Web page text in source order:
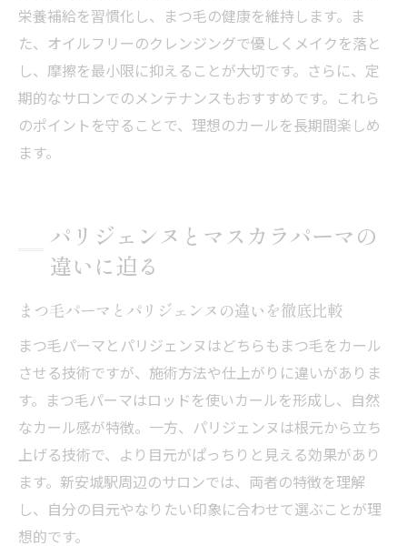
栄養補給を習慣化し、まつ毛の健康を維持します。ま
た、オイルフリーのクレンジングで優しくメイクを落と
し、摩擦を最小限に抑えることが大切です。さらに、定
期的なサロンでのメンテナンスもおすすめです。これら
のポイントを守ることで、理想のカールを長期間楽しめ
ます。
パリジェンヌとマスカラパーマの
違いに迫る
まつ毛パーマとパリジェンヌの違いを徹底比較
まつ毛パーマとパリジェンヌはどちらもまつ毛をカール
させる技術ですが、施術方法や仕上がりに違いがありま
す。まつ毛パーマはロッドを使いカールを形成し、自然
なカール感が特徴。一方、パリジェンヌは根元から立ち
上げる技術で、より目元がぱっちりと見える効果があり
ます。新安城駅周辺のサロンでは、両者の特徴を理解
し、自分の目元やなりたい印象に合わせて選ぶことが理
想的です。